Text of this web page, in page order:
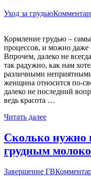
Уход за грудью
Кормление грудью –
процессов, и можно даже
Впрочем, далеко не
так радужно, как нам
различными
женщина относится по-
далеко не последний
ведь красота …
Читать далее
Сколько нужно
грудным
Завершение ГВ